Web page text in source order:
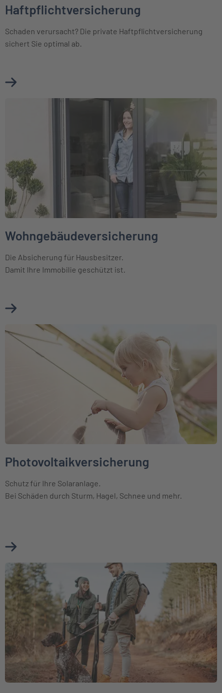
Haftpflichtversicherung
Schaden verursacht? Die private Haftpflichtversicherung
sichert Sie optimal ab.
Mehr über Haftpflichtversicherung erfahren
Weiter zu Wohngebäudeversicherung
Wohngebäudeversicherung
Die Absicherung für Hausbesitzer.
Damit Ihre Immobilie geschützt ist.
Mehr über Wohngebäudeversicherung erfahren
Weiter zu Photovoltaikversicherung
Photovoltaikversicherung
Schutz für Ihre Solaranlage.
Bei Schäden durch Sturm, Hagel, Schnee und mehr.
Mehr über Photovoltaikversicherung erfahren
Weiter zu Jagdhaftpflichtversicherung